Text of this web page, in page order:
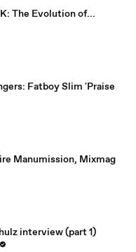
The Evolution of...
Fatboy Slim 'Praise
Manumission, Mixmag
interview (part 1)